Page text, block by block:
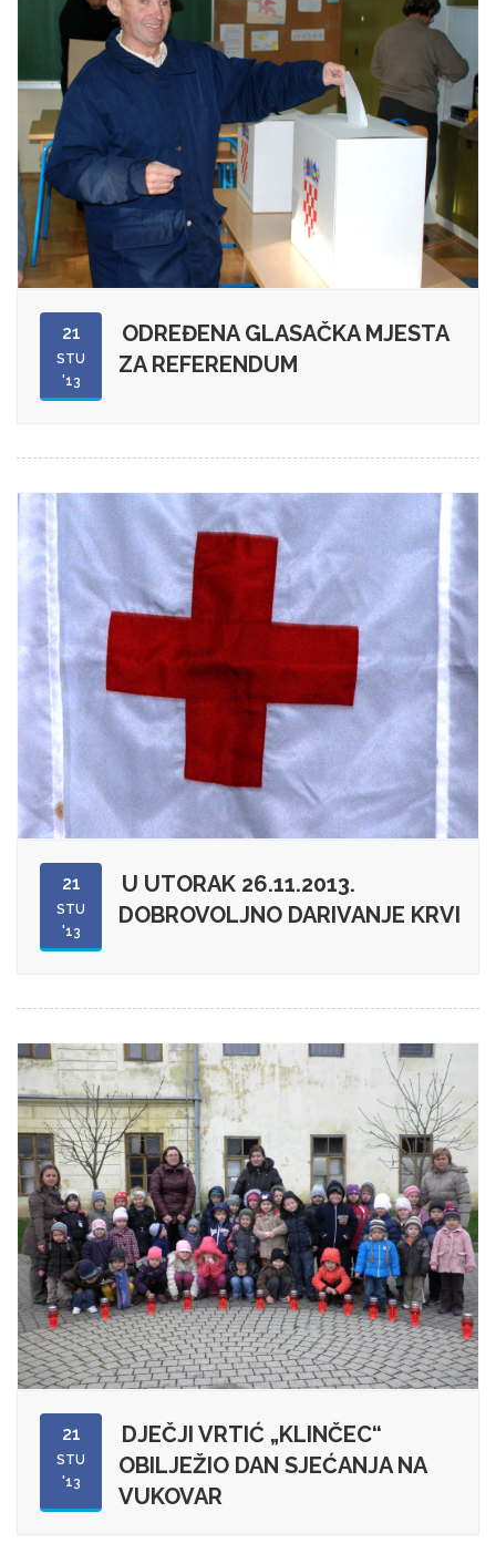
21
STU
'13
ODREĐENA GLASAČKA MJESTA
ZA REFERENDUM
21
STU
'13
U UTORAK 26.11.2013.
DOBROVOLJNO DARIVANJE KRVI
21
STU
'13
DJEČJI VRTIĆ „KLINČEC“
OBILJEŽIO DAN SJEĆANJA NA
VUKOVAR